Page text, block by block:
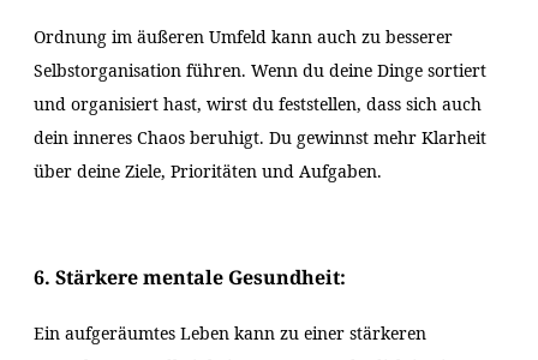
Ordnung im äußeren Umfeld kann auch zu besserer
Selbstorganisation führen. Wenn du deine Dinge sortiert
und organisiert hast, wirst du feststellen, dass sich auch
dein inneres Chaos beruhigt. Du gewinnst mehr Klarheit
über deine Ziele, Prioritäten und Aufgaben.
6. Stärkere mentale Gesundheit:
Ein aufgeräumtes Leben kann zu einer stärkeren